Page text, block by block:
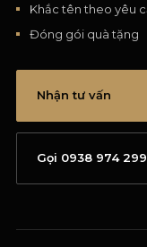
Khắc tên theo yêu
Đóng gói quà tặng
Nhận tư vấn
Gọi 0938 974 299